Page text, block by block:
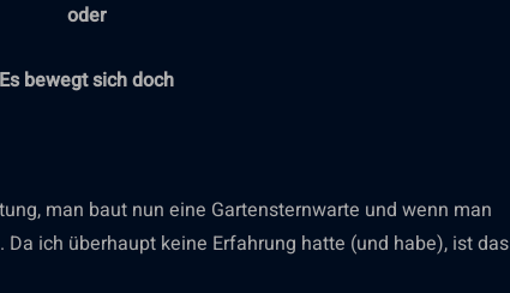
oder
Es bewegt sich doch
man baut nun eine Gartensternwarte und wenn man
ich überhaupt keine Erfahrung hatte (und habe), ist das